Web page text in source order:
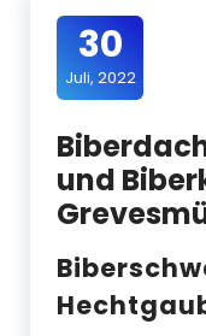
30
Juli, 2022
und